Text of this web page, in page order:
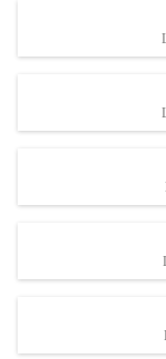
S
und den daraus
Maßnahmen zur
Rebe und der
Anhang VBl.
1 Seite•1,4 MB
VBl. EU Nr.